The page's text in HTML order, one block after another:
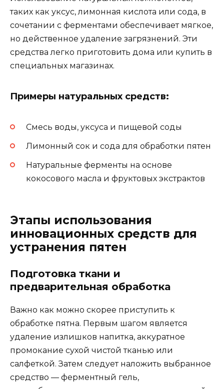
таких как уксус, лимонная кислота или сода, в
сочетании с ферментами обеспечивает мягкое,
но действенное удаление загрязнений. Эти
средства легко приготовить дома или купить в
специальных магазинах.
Примеры натуральных средств:
Смесь воды, уксуса и пищевой соды
Лимонный сок и сода для обработки пятен
Натуральные ферменты на основе
кокосового масла и фруктовых экстрактов
Этапы использования
инновационных средств для
устранения пятен
Подготовка ткани и
предварительная обработка
Важно как можно скорее приступить к
обработке пятна. Первым шагом является
удаление излишков напитка, аккуратное
промокание сухой чистой тканью или
салфеткой. Затем следует наложить выбранное
средство — ферментный гель,